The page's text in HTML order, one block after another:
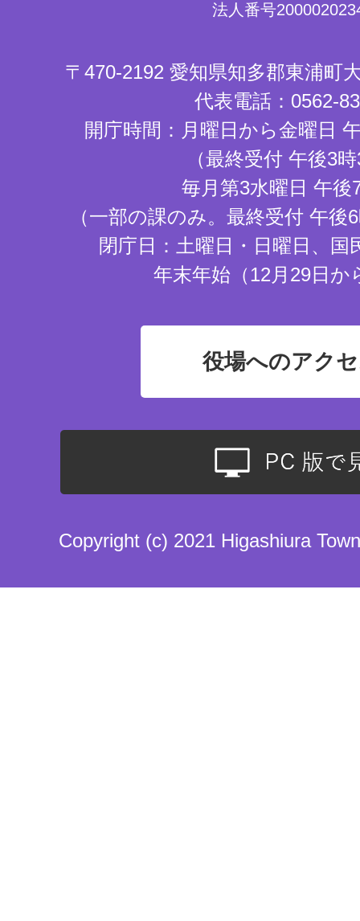
法人番号
〒470-2192 愛知県知多郡東浦町
代表電話：0562-
開庁時間：月曜日から金曜日
（最終受付 午後3
毎月第3水曜日 午後
（一部の課のみ。最終受付 午
閉庁日：土曜日・日曜日、国
年末年始（12月29日か
役場へのアク
Copyright (c) 2021 Higashiura